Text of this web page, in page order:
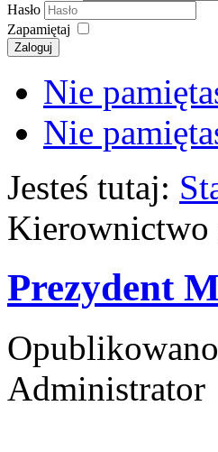
Hasło
Zapamiętaj
Zaloguj
Nie
Nie
Jesteś tutaj:
Kierownictwo
Prezydent
Administrator